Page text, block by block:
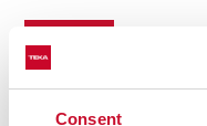
Consent